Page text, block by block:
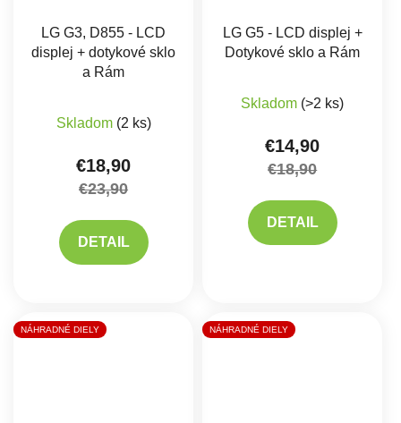
LG G3, D855 - LCD
displej + dotykové sklo
a Rám
Priemerné hodnotenie produktu je 5,0 z 5
Skladom (2 ks)
€18,90
€23,90
DETAIL
LG G5 - LCD displej +
Dotykové sklo a Rám
Skladom (>2 ks)
€14,90
€18,90
DETAIL
NÁHRADNÉ DIELY NÁHRADNÉ DIELY